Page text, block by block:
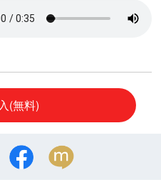
(無料)